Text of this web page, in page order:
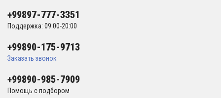
+99897-777-3351
Поддержка: 09:00-20:00
+99890-175-9713
Заказать звонок
+99890-985-7909
Помощь с подбором